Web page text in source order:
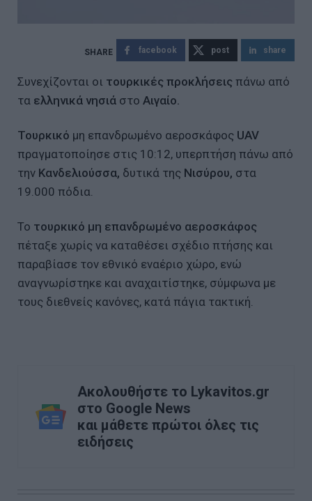
facebook post share
Συνεχίζονται οι τουρκικές προκλήσεις πάνω από
τα ελληνικά νησιά στο Αιγαίο.
Τουρκικό μη επανδρωμένο αεροσκάφος UAV
πραγματοποίησε στις 10:12, υπερπτήση πάνω από
την Κανδελιούσσα, δυτικά της Νισύρου, στα
19.000 πόδια.
Το τουρκικό μη επανδρωμένο αεροσκάφος
πέταξε χωρίς να καταθέσει σχέδιο πτήσης και
παραβίασε τον εθνικό εναέριο χώρο, ενώ
αναγνωρίστηκε και αναχαιτίστηκε, σύμφωνα με
τους διεθνείς κανόνες, κατά πάγια τακτική.
Ακολουθήστε το Lykavitos.gr
στο Google News
και μάθετε πρώτοι όλες τις
ειδήσεις